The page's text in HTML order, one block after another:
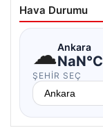
Hava Durumu
☁Ankara
NaN°C
ŞEHIR SEÇ